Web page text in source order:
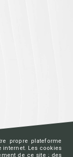
propre plateforme
internet. Les cookies
de ce site ; des